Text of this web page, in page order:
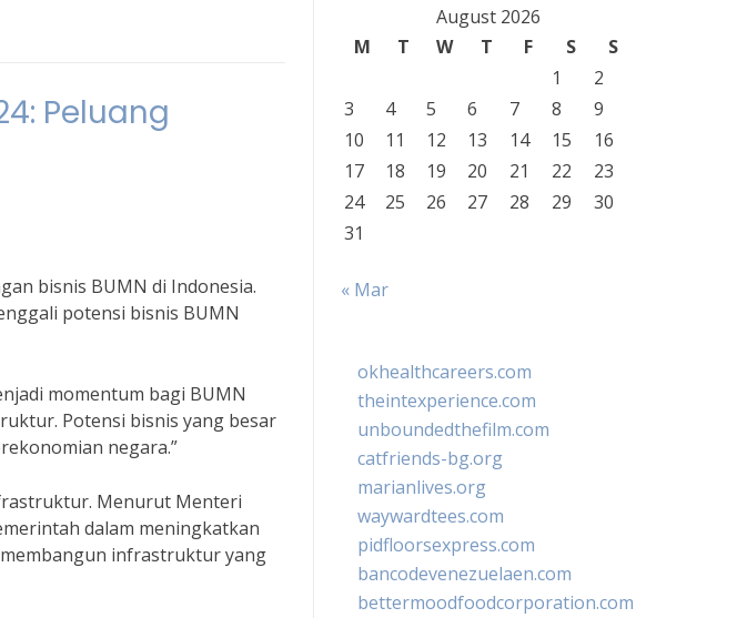
Peluang
bisnis BUMN di Indonesia.
potensi bisnis BUMN
momentum bagi BUMN
Potensi bisnis yang besar
negara.”
Menurut Menteri
dalam meningkatkan
infrastruktur yang
August 2026
M
T W T F S
S
1
2
3
4 5 6 7 8
9
10
11 12 13 14 15
16
17
18 19 20 21 22
23
24
25 26 27 28 29
30
31
« Mar
okhealthcareers.com
theintexperience.com
unboundedthefilm.com
catfriends-bg.org
marianlives.org
waywardtees.com
pidfloorsexpress.com
bancodevenezuelaen.com
bettermoodfoodcorporation.com